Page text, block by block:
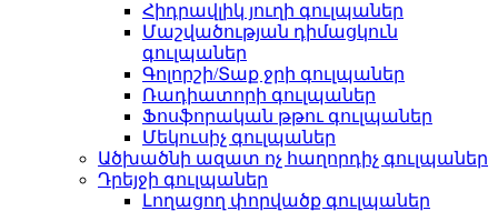
Հիդրավլիկ յուղի գուլպաներ
Մաշվածության դիմացկուն
գուլպաներ
Գոլորշի/Տաք ջրի գուլպաներ
Ռադիատորի գուլպաներ
Ֆոսֆորական թթու գուլպաներ
Մեկուսիչ գուլպաներ
Ածխածնի ազատ ոչ հաղորդիչ գուլպաներ
Դրեյջի գուլպաներ
Լողացող փորվածք գուլպաներ